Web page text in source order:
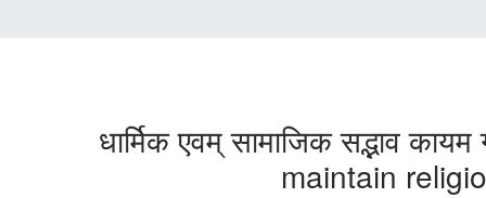
धार्मिक एवम् सामाजिक सद्भाव
maintain